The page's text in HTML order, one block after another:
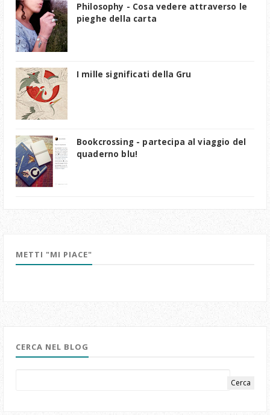
Philosophy - Cosa vedere attraverso le
pieghe della carta
I mille significati della Gru
Bookcrossing - partecipa al viaggio del
quaderno blu!
METTI "MI PIACE"
CERCA NEL BLOG